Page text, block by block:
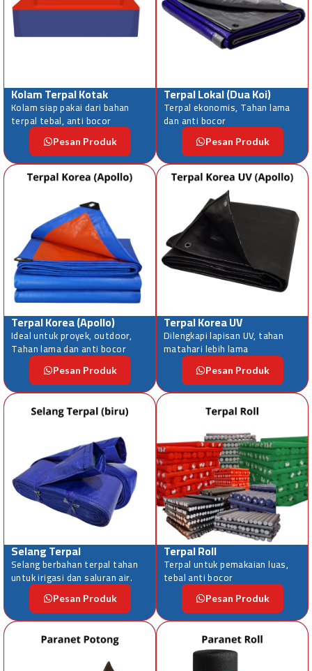
Kolam Terpal Kotak
Kolam siap pakai dari bahan
terpal tebal, anti bocor
Pesan Produk
Terpal Lokal (Dua Koi)
Terpal ekonomis, Tahan lama
dan anti bocor
Pesan Produk
Terpal Korea (Apollo)
Ideal untuk proyek, outdoor,
Tahan lama dan anti bocor
Pesan Produk
Terpal Korea UV
Dilengkapi lapisan UV, tahan
matahari lebih lama
Pesan Produk
Selang Terpal
Selang berbahan terpal tahan
untuk irigasi dan saluran air.
Pesan Produk
Terpal Roll
Terpal untuk pemakaian luas,
tebal anti bocor
Pesan Produk